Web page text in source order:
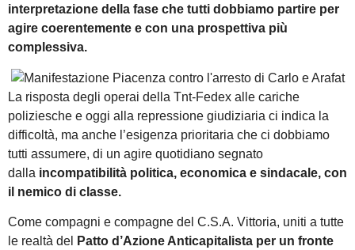
interpretazione della fase che tutti dobbiamo partire per
agire coerentemente e con una prospettiva più
complessiva.
La risposta degli operai della Tnt-Fedex alle cariche
poliziesche e oggi alla repressione giudiziaria ci indica la
difficoltà, ma anche l’esigenza prioritaria che ci dobbiamo
tutti assumere, di un agire quotidiano segnato
dalla incompatibilità politica, economica e sindacale, con
il nemico di classe.
Come compagni e compagne del C.S.A. Vittoria, uniti a tutte
le realtà del
Patto d’Azione Anticapitalista per un fronte